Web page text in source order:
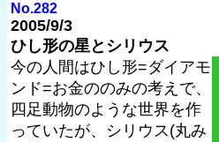
No.282
2005/9/3
ひし形の星とシリウス
今の人間はひし形=ダイアモ
ンド=お金ののみの考えで、
四足動物のような世界を作
っていたが、シリウス(丸み